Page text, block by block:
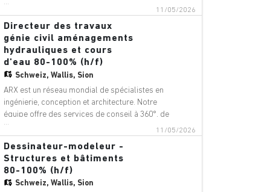
gestion de projet et de services techniques
dans les domaines suivants : aéroports,
ponts, bâtiments, téléphériques, innovation
numérique, environnement, équip
11/05/2026
Directeur des travaux
génie civil aménagements
hydrauliques et cours
d'eau 80-100% (h/f)
Schweiz, Wallis, Sion
ARX est un réseau mondial de spécialistes en
ingénierie, conception et architecture. Notre
équipe offre des services de conseil à 360°, de
gestion de projet et de services techniques
dans les domaines suivants : aéroports,
ponts, bâtiments, téléphériques, innovation
numérique, environnement, équip
11/05/2026
Dessinateur-modeleur -
Structures et bâtiments
80-100% (h/f)
Schweiz, Wallis, Sion